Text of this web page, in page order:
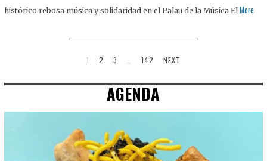
histórico rebosa música y solidaridad en el Palau de la Música El More
1 2 3 142 NEXT
AGENDA